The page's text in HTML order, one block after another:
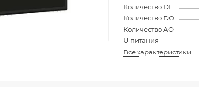
Количество DI
Количество DO
Количество AO
U питания
Все характеристики